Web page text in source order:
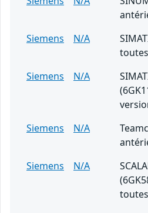
Siemens
N/A
Siemens
N/A
Siemens
N/A
Siemens
N/A